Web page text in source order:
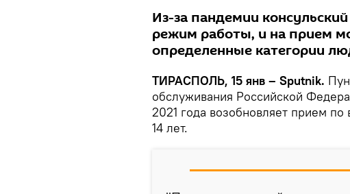
Из-за пандемии
режим работы, и на прием
определенные категории
ТИРАСПОЛЬ, 15 янв – Sputnik.
обслуживания Российской
2021 года возобновляет прием
14 лет.